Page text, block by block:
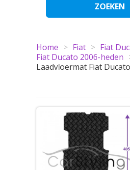
ZOEKEN
Home > Fiat > Fiat
Fiat Ducato 2006-heden
Laadvloermat Fiat